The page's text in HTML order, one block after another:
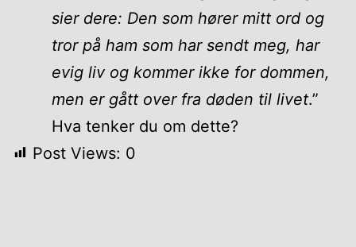
sier dere: Den som hører mitt ord og
tror på ham som har sendt meg, har
evig liv og kommer ikke for dommen,
men er gått over fra døden til livet.”
Hva tenker du om dette?
Post Views: 0